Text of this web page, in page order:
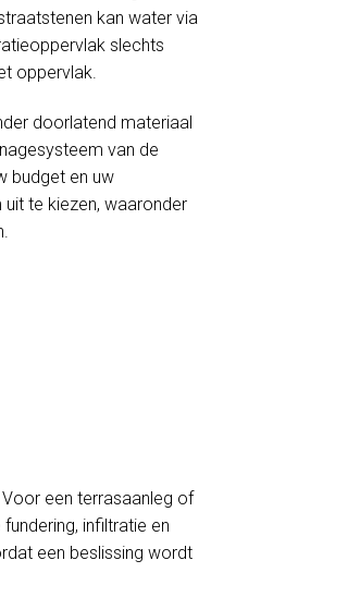
kan water via
slechts
oppervlak.
doorlatend materiaal
van de
budget en uw
te kiezen, waaronder
een terrasaanleg of
infiltratie en
een beslissing wordt